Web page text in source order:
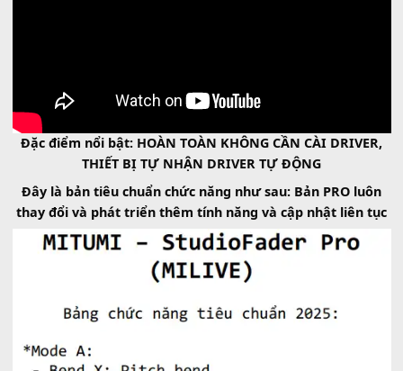
DEMO TÍNH NĂNG SẢN PHẨM TIẾU
TẠI ĐÂY !